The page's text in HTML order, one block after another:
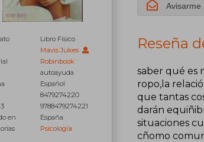
Libro Físico
Mavis Jukes
Robinbook
autoayuda
Español
8479274220
9788479274221
en
España
Psicología
Avisarme
Reseña
saber qué es
ropo,la
que tantas
darán
situaciones
cñomo